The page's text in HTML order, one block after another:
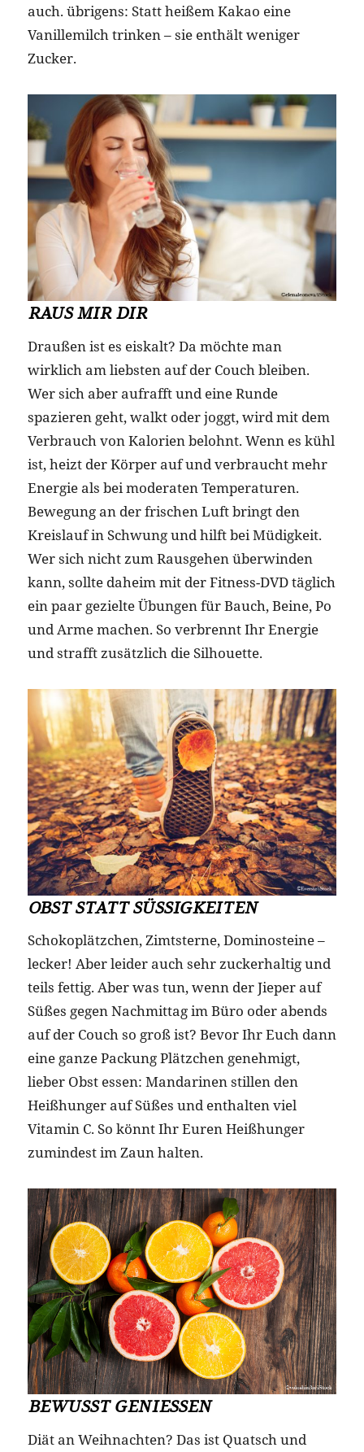
auch. übrigens: Statt heißem Kakao eine
Vanillemilch trinken – sie enthält weniger
Zucker.
RAUS MIR DIR
Draußen ist es eiskalt? Da möchte man
wirklich am liebsten auf der Couch bleiben.
Wer sich aber aufrafft und eine Runde
spazieren geht, walkt oder joggt, wird mit dem
Verbrauch von Kalorien belohnt. Wenn es kühl
ist, heizt der Körper auf und verbraucht mehr
Energie als bei moderaten Temperaturen.
Bewegung an der frischen Luft bringt den
Kreislauf in Schwung und hilft bei Müdigkeit.
Wer sich nicht zum Rausgehen überwinden
kann, sollte daheim mit der Fitness-DVD täglich
ein paar gezielte Übungen für Bauch, Beine, Po
und Arme machen. So verbrennt Ihr Energie
und strafft zusätzlich die Silhouette.
OBST STATT SÜSSIGKEITEN
Schokoplätzchen, Zimtsterne, Dominosteine –
lecker! Aber leider auch sehr zuckerhaltig und
teils fettig. Aber was tun, wenn der Jieper auf
Süßes gegen Nachmittag im Büro oder abends
auf der Couch so groß ist? Bevor Ihr Euch dann
eine ganze Packung Plätzchen genehmigt,
lieber Obst essen: Mandarinen stillen den
Heißhunger auf Süßes und enthalten viel
Vitamin C. So könnt Ihr Euren Heißhunger
zumindest im Zaun halten.
BEWUSST GENIESSEN
Diät an Weihnachten? Das ist Quatsch und